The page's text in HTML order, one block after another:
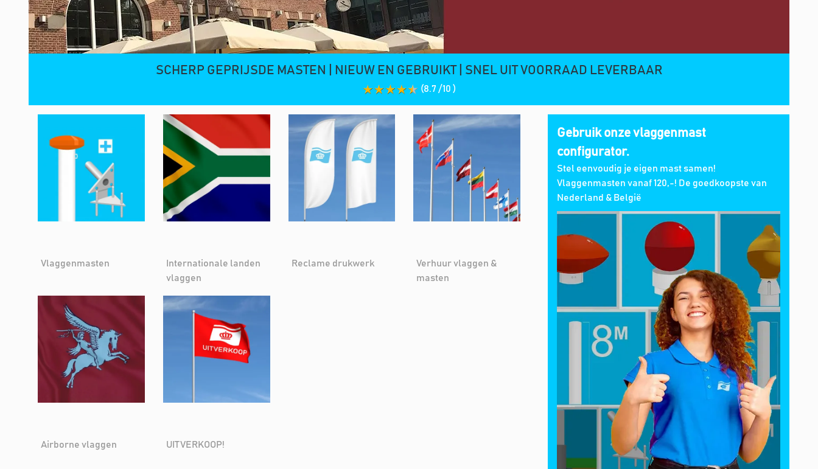
SCHERP GEPRIJSDE MASTEN | NIEUW EN GEBRUIKT | SNEL UIT VOORRAAD LEVERBAAR
(8.7 /10 )
Vlaggenmasten
Internationale landen
vlaggen
Reclame drukwerk
Verhuur vlaggen &
masten
Airborne vlaggen UITVERKOOP!
Gebruik onze vlaggenmast
configurator.
Stel eenvoudig je eigen mast samen!
Vlaggenmasten vanaf 120,-! De goedkoopste van
Nederland & België